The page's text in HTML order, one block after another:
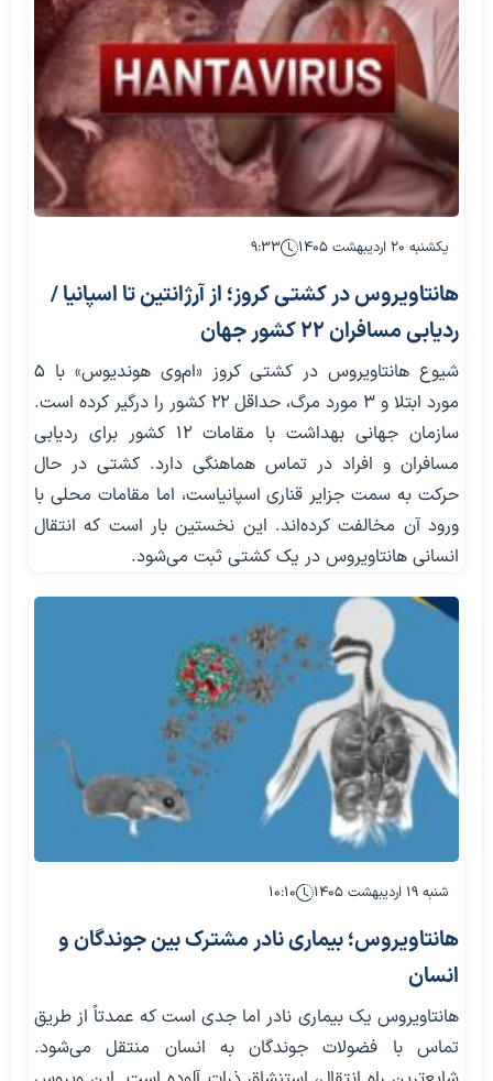
یکشنبه ۲۰ اردیبهشت ۱۴۰۵ ۹:۳۳
هانتاویروس در کشتی کروز؛ از آرژانتین تا اسپانیا /
ردیابی مسافران ۲۲ کشور جهان
شیوع هانتاویروس در کشتی کروز «ام‌وی هوندیوس» با ۵
مورد ابتلا و ۳ مورد مرگ، حداقل ۲۲ کشور را درگیر کرده است.
سازمان جهانی بهداشت با مقامات ۱۲ کشور برای ردیابی
مسافران و افراد در تماس هماهنگی دارد. کشتی در حال
حرکت به سمت جزایر قناری اسپانیاست، اما مقامات محلی با
ورود آن مخالفت کرده‌اند. این نخستین بار است که انتقال
انسانی هانتاویروس در یک کشتی ثبت می‌شود.
شنبه ۱۹ اردیبهشت ۱۴۰۵ ۱۰:۱۰
هانتاویروس؛ بیماری نادر مشترک بین جوندگان و
انسان
هانتاویروس یک بیماری نادر اما جدی است که عمدتاً از طریق
تماس با فضولات جوندگان به انسان منتقل می‌شود.